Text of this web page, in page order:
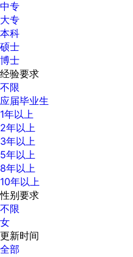
中专
大专
本科
硕士
博士
经验要求
不限
应届毕业生
1年以上
2年以上
3年以上
5年以上
8年以上
10年以上
性别要求
不限
女
更新时间
全部